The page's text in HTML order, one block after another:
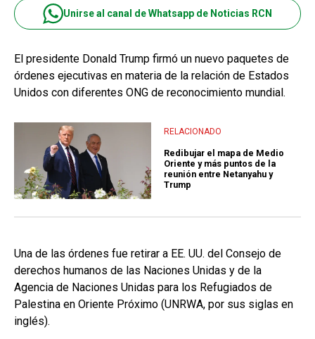
Unirse al canal de Whatsapp de Noticias RCN
El presidente Donald Trump firmó un nuevo paquetes de
órdenes ejecutivas en materia de la relación de Estados
Unidos con diferentes ONG de reconocimiento mundial.
RELACIONADO
Redibujar el mapa de Medio
Oriente y más puntos de la
reunión entre Netanyahu y
Trump
Una de las órdenes fue retirar a EE. UU. del Consejo de
derechos humanos de las Naciones Unidas y de la
Agencia de Naciones Unidas para los Refugiados de
Palestina en Oriente Próximo (UNRWA, por sus siglas en
inglés).